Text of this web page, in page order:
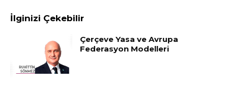
İlginizi Çekebilir
Çerçeve Yasa ve Avrupa
Federasyon Modelleri